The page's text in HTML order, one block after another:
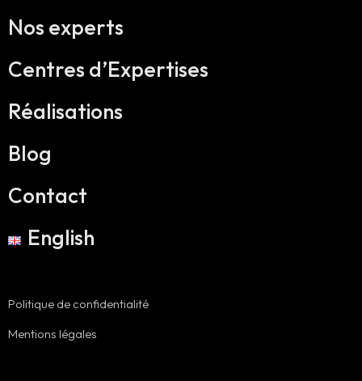
Nos experts
Centres d’Expertises
Réalisations
Blog
Contact
English
Politique de confidentialité
Mentions légales